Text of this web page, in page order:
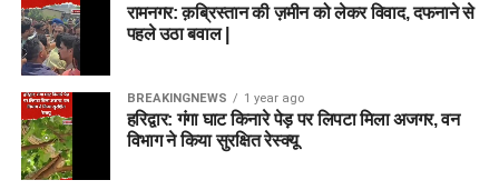
रामनगर: क़ब्रिस्तान की ज़मीन को लेकर विवाद, दफनाने से
पहले उठा बवाल |
BREAKINGNEWS 1 year ago
हरिद्वार: गंगा घाट किनारे पेड़ पर लिपटा मिला अजगर, वन
विभाग ने किया सुरक्षित रेस्क्यू